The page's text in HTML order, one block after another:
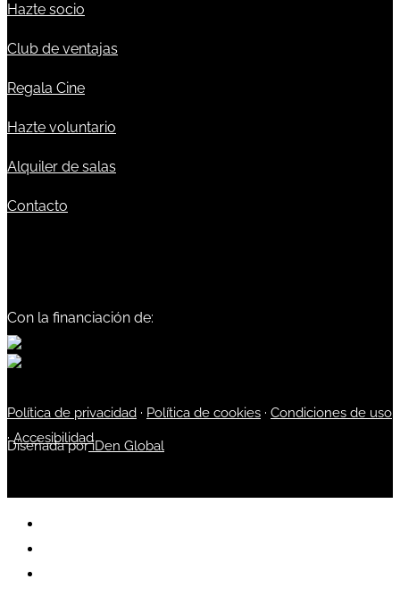
Hazte socio
Club de ventajas
Regala Cine
Hazte voluntario
Alquiler de salas
Contacto
Con la financiación de:
Política de privacidad · Política de cookies · Condiciones de uso
·Accesibilidad
Diseñada poriDen Global